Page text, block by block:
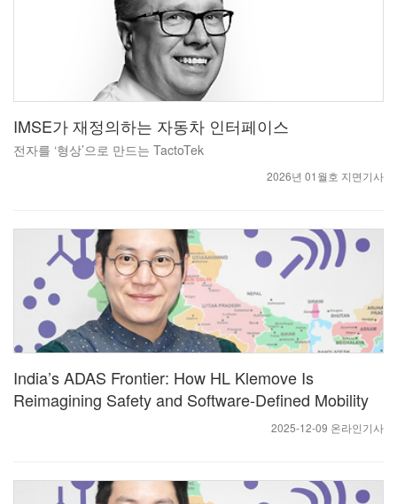
IMSE가 재정의하는 자동차 인터페이스
전자를 ‘형상’으로 만드는 TactoTek
2026년 01월호 지면기사
India’s ADAS Frontier: How HL Klemove Is
Reimagining Safety and Software-Defined Mobility
2025-12-09 온라인기사